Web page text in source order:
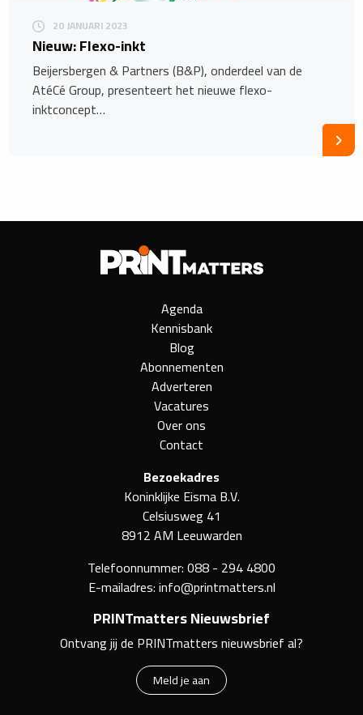
20 JANUARI 2023
Nieuw: Flexo-inkt
Beijersbergen & Partners (B&P), onderdeel van de
AtéCé Group, presenteert het nieuwe flexo-
inktconcept…
Agenda
Kennisbank
Blog
Abonnementen
Adverteren
Vacatures
Over ons
Contact
Bezoekadres
Koninklijke Eisma B.V.
Celsiusweg 41
8912 AM Leeuwarden
Telefoonnummer:088 - 294 4800
E-mailadres:info@printmatters.nl
PRINTmatters Nieuwsbrief
Ontvang jij de PRINTmatters nieuwsbrief al?
Meld je aan